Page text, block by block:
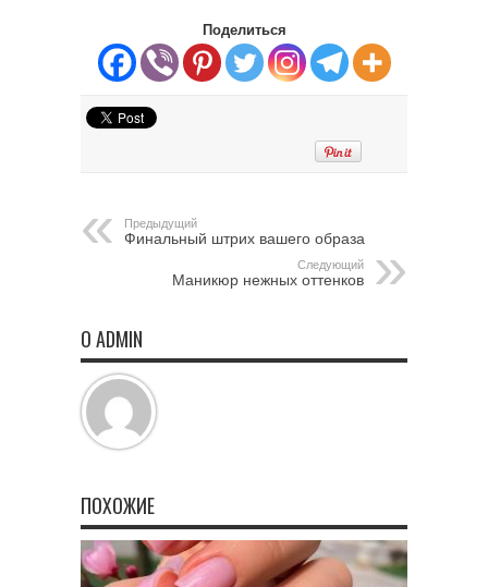
Поделиться
Предыдущий
Финальный штрих вашего образа
Следующий
Маникюр нежных оттенков
О ADMIN
ПОХОЖИЕ